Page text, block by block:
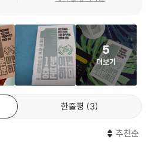
나 욕할 수도 있다. 하지만 당신은 절대
에서
받았다.
터 허약했다는 것, 그리고 배우지 못했
때부터 세상 살아가는 데 필요한 많은
약해 건강의 소중함을 알았다. 건강관리
게 살고 있다. 초등학교 4학년밖에 다니
위로 올라가려 한다면 그가 오를 수 있
느냐 하지 않느냐에 따라 그 회사 그 단
게 차이가 난다.?
것이 아니라, 자신의 역량을 향상시키
키고, 인간적으로 성장할 수 있어야 한
는 더욱 활짝 열릴 것이다.?
5
더보기
한줄평 3
추천순